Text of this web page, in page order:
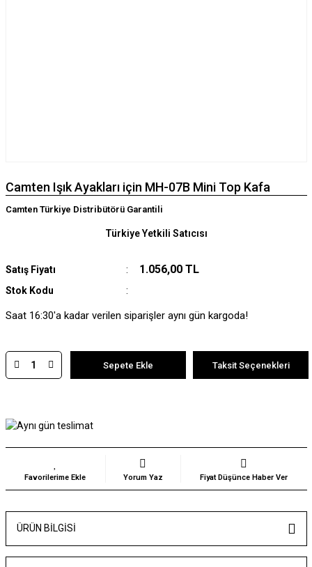
Camten Işık Ayakları için MH-07B Mini Top Kafa
Camten Türkiye Distribütörü Garantili
Satış Fiyatı 1.056,00 TL
Stok Kodu
Türkiye Yetkili Satıcısı
Saat 16:30'a kadar verilen siparişler aynı gün kargoda!
Sepete Ekle Taksit Seçenekleri
Yorum Yaz Fiyat Düşünce Haber Ver
ÜRÜN BILGISI